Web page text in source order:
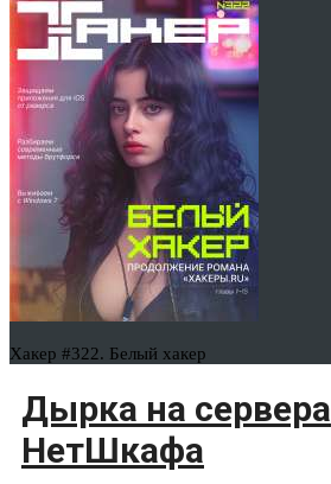
Хакер #322. Белый хакер
Дырка на сервера
НетШкафа